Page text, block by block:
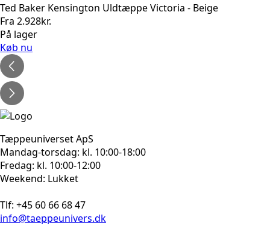
Ted Baker Kensington Uldtæppe Victoria - Beige
Fra 2.928kr.
På lager
Køb nu
Tæppeuniverset ApS
Mandag-torsdag: kl. 10:00-18:00
Fredag: kl. 10:00-12:00
Weekend: Lukket
Tlf: +45 60 66 68 47
info@taeppeunivers.dk